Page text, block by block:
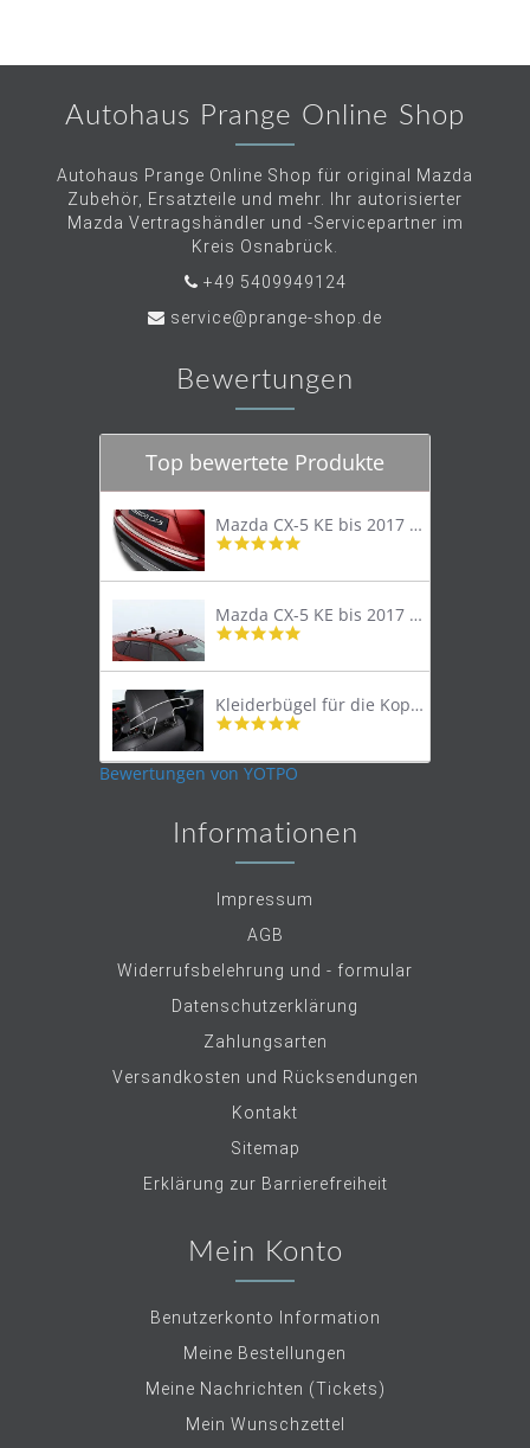
Autohaus Prange Online Shop
Autohaus Prange Online Shop für original Mazda
Zubehör, Ersatzteile und mehr. Ihr autorisierter
Mazda Vertragshändler und -Servicepartner im
Kreis Osnabrück.
+49 5409949124
service@prange-shop.de
Bewertungen
Top bewertete Produkte
Mazda CX-5 KE bis 2017 Trittschutzleiste Edelstahl original
4.8
rating
Mazda CX-5 KE bis 2017 Lastenträger Dachträger
4.9
rating
Kleiderbügel für die Kopfstütze
4.9
rating
Bewertungen von YOTPO
Informationen
Impressum
AGB
Widerrufsbelehrung und - formular
Datenschutzerklärung
Zahlungsarten
Versandkosten und Rücksendungen
Kontakt
Sitemap
Erklärung zur Barrierefreiheit
Mein Konto
Benutzerkonto Information
Meine Bestellungen
Meine Nachrichten (Tickets)
Mein Wunschzettel